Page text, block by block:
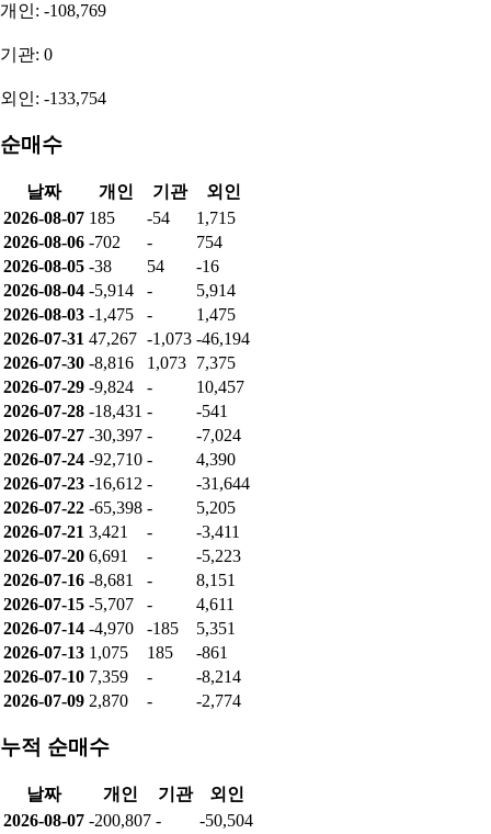
개인: -108,769
기관: 0
외인: -133,754
순매수
날짜 개인 기관
외인
2026-08-07 185 -54
1,715
2026-08-06 -702 -
754
2026-08-05 -38 54
-16
2026-08-04 -5,914 -
5,914
2026-08-03 -1,475 -
1,475
2026-07-31 47,267 -1,073 -46,194
2026-07-30 -8,816 1,073 7,375
2026-07-29 -9,824 -
10,457
2026-07-28 -18,431 -
-541
2026-07-27 -30,397 -
-7,024
2026-07-24 -92,710 -
4,390
2026-07-23 -16,612 -
-31,644
2026-07-22 -65,398 -
5,205
2026-07-21 3,421 -
-3,411
2026-07-20 6,691 -
-5,223
2026-07-16 -8,681 -
8,151
2026-07-15 -5,707 -
4,611
2026-07-14 -4,970 -185
5,351
2026-07-13 1,075 185
-861
2026-07-10 7,359 -
-8,214
2026-07-09 2,870 - -2,774
누적 순매수
날짜 개인 기관
외인
2026-08-07 -200,807 -
-50,504